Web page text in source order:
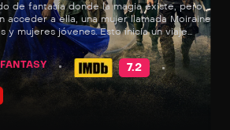
de fantasía donde la magia existe, pero
acceder a ella, una mujer llamada Moiraine
y mujeres jóvenes. Esto inicia un viaje
7.2